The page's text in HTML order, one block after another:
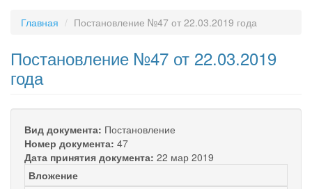
Главная Постановление №47 от 22.03.2019 года
Постановление №47 от 22.03.2019
года
Вид документа: Постановление
Номер документа: 47
Дата принятия документа: 22 мар 2019
Вложение